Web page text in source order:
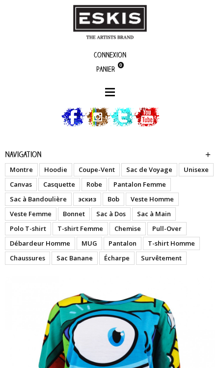
Connexion
Panier
0
boutique
Navigation
Montre Hoodie Coupe-Vent Sac de Voyage
Unisexe
Canvas
Casquette Robe
Pantalon Femme
Sac à Bandoulière
эскиз Bob
Veste Homme
Veste Femme
Bonnet Sac à Dos
Sac à Main
Polo T-shirt
T-shirt Femme Chemise
Pull-Over
Débardeur Homme
MUG Pantalon
T-shirt Homme
Chaussures
Sac Banane Écharpe Survêtement